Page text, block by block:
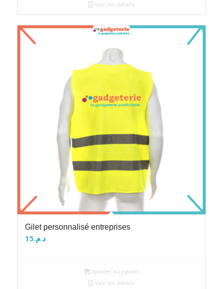
Voir les détails
Gilet personnalisé entreprises
د.م.15
Ajouter au panier
Voir les détails